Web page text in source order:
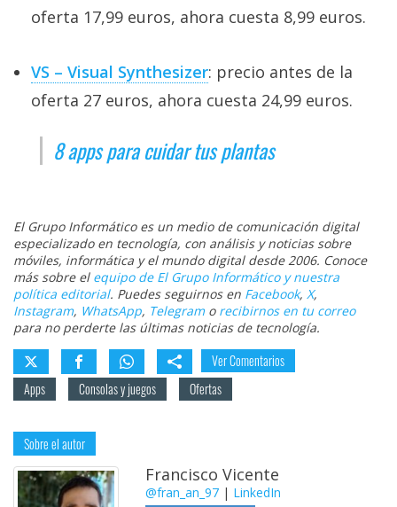
oferta 17,99 euros, ahora cuesta 8,99 euros.
VS – Visual Synthesizer: precio antes de la
oferta 27 euros, ahora cuesta 24,99 euros.
8 apps para cuidar tus plantas
El Grupo Informático es un medio de comunicación digital
especializado en tecnología, con análisis y noticias sobre
móviles, informática y el mundo digital desde 2006. Conoce
más sobre el equipo de El Grupo Informático y nuestra
política editorial. Puedes seguirnos en Facebook, X,
Instagram, WhatsApp, Telegramo recibirnos en tu correo
para no perderte las últimas noticias de tecnología.
Ver Comentarios
Apps
Consolas y juegos Ofertas
Sobre el autor
Francisco Vicente
@fran_an_97 | LinkedIn